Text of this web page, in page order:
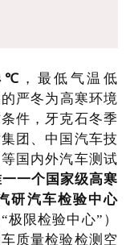
，最低气温低
严冬为高寒环境
件，牙克石冬季
团、中国汽车技
国内外汽车测试
一个国家级高寒
研汽车检验中心
极限检验中心”）
质量检验检测空